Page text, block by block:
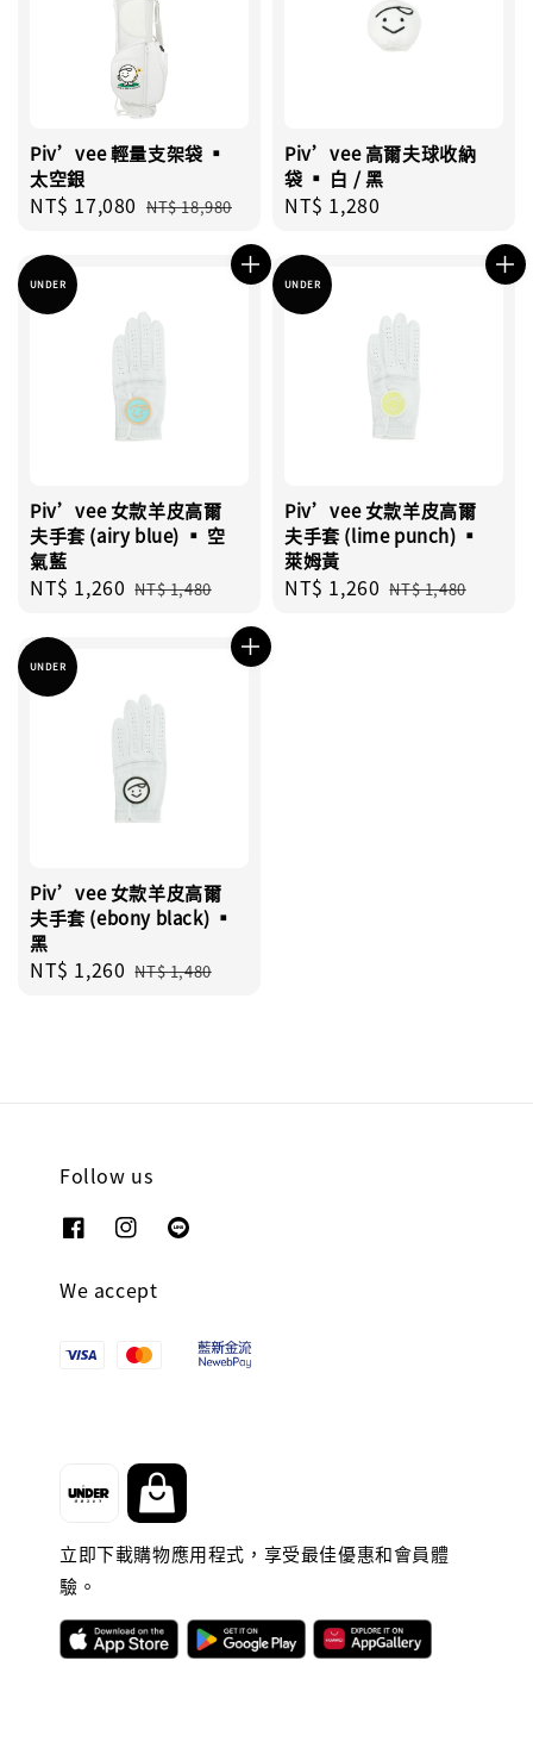
Piv’vee 輕量支架袋 ▪︎
太空銀
Sale
NT$ 17,080 Regular
NT$ 18,980
Piv’vee 高爾夫球收納
袋 ▪︎ 白 / 黑
Regular
NT$ 1,280
UNDER
Piv’vee 女款羊皮高爾
夫手套 (airy blue) ▪︎ 空
氣藍
Sale
NT$ 1,260 Regular
NT$ 1,480
UNDER
Piv’vee 女款羊皮高爾
夫手套 (lime punch) ▪︎
萊姆黃
Sale
NT$ 1,260 Regular
NT$ 1,480
UNDER
Piv’vee 女款羊皮高爾
夫手套 (ebony black) ▪︎
黑
Sale
NT$ 1,260 Regular
NT$ 1,480
Follow us
We accept
立即下載購物應用程式，享受最佳優惠和會員體
驗。